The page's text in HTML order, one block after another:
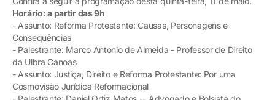
Horário: a partir das 9h
- Assunto: Reforma Protestante: Causas, Personagens e
Consequências
- Palestrante: Marco Antonio de Almeida - Professor de Direito
da Ulbra Canoas
- Assunto: Justiça, Direito e Reforma Protestante: Por uma
Cosmovisão Jurídica Reformacional